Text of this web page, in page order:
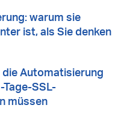
warum sie
ist, als Sie denken
Automatisierung
SSL-
müssen